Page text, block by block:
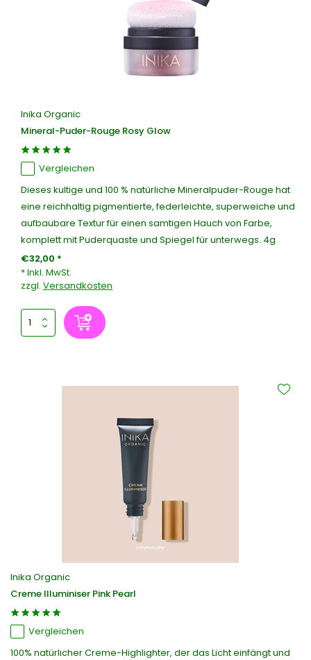
Inika Organic
Mineral-Puder-Rouge Rosy Glow
Vergleichen
Dieses kultige und 100 % natürliche Mineralpuder-Rouge hat
eine reichhaltig pigmentierte, federleichte, superweiche und
aufbaubare Textur für einen samtigen Hauch von Farbe,
komplett mit Puderquaste und Spiegel für unterwegs. 4g
€32,00 *
* Inkl. MwSt.
zzgl. Versandkosten
Inika Organic
Creme Illuminiser Pink Pearl
Vergleichen
100% natürlicher Creme-Highlighter, der das Licht einfängt und